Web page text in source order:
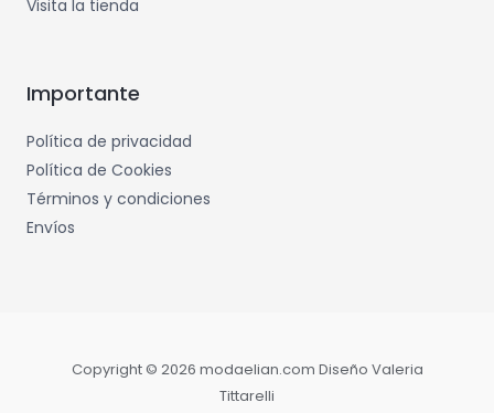
Visita la tienda
Importante
Política de privacidad
Política de Cookies
Términos y condiciones
Envíos
Copyright © 2026 modaelian.com Diseño Valeria
Tittarelli